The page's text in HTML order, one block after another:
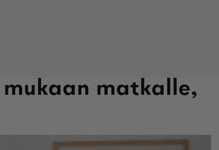
matkalle,